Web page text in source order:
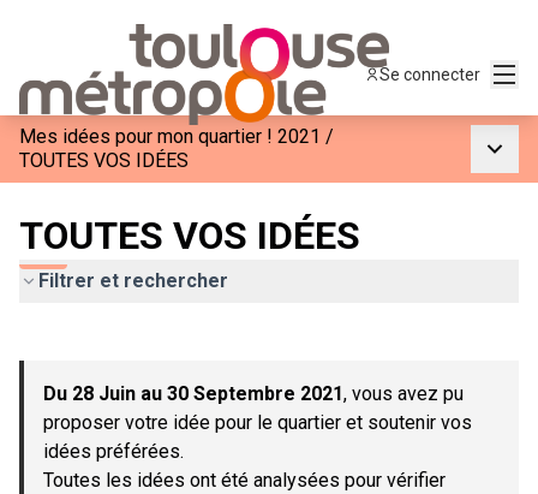
Se connecter
Mes idées pour mon quartier ! 2021 /
TOUTES VOS IDÉES
TOUTES VOS IDÉES
Filtrer et rechercher
−
Du 28 Juin au 30 Septembre 2021, vous avez pu
proposer votre idée pour le quartier et soutenir vos
idées préférées.
Toutes les idées ont été analysées pour vérifier